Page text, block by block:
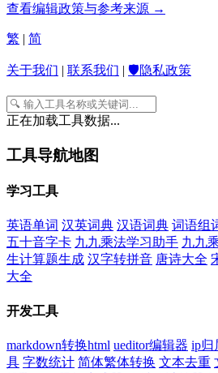
查看编辑政策与参考来源 →
繁 | 简
关于我们 | 联系我们 | 🛡️隐私政策
正在加载工具数据...
工具导航地图
学习工具
英语单词 汉英词典 汉语词典 词语组
五十音字卡 九九乘法学习助手 九九
生计算题生成 汉字转拼音 唐诗大全
大全
开发工具
markdown转换html ueditor编辑器 ip归
具 字数统计 简体繁体转换 文本去重